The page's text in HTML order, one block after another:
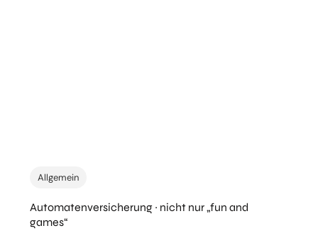
Allgemein
Automatenversicherung ~ nicht nur „fun and
games“